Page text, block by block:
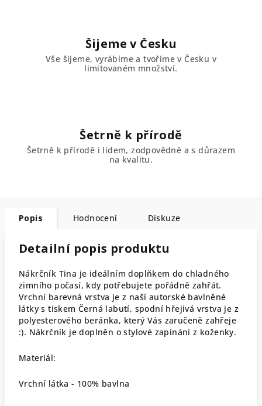
Šijeme v Česku
Vše šijeme, vyrábíme a tvoříme v Česku v
limitovaném množství.
Šetrně k přírodě
Šetrně k přírodě i lidem, zodpovědně a s důrazem
na kvalitu.
Popis Hodnocení Diskuze
Detailní popis produktu
Nákrčník Tina je ideálním doplňkem do chladného
zimního počasí, kdy potřebujete pořádně zahřát.
Vrchní barevná vrstva je z naší autorské bavlněné
látky s tiskem Černá labutí, spodní hřejivá vrstva je z
polyesterového beránka, který Vás zaručeně zahřeje
:). Nákrčník je doplněn o stylové zapínání z koženky.
Materiál:
Vrchní látka - 100% bavlna